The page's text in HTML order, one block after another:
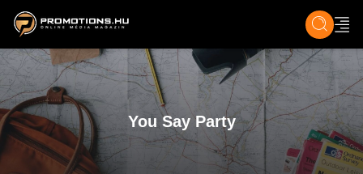
ZENE, FILM & KULT ÉLET TECH &
You Say Party